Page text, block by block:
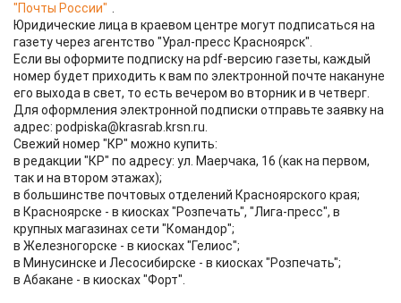
"Почты России"
Юридические лица в краевом центре могут подписаться на
газету через агентство "Урал-пресс Красноярск".
Если вы оформите подписку на pdf-версию газеты, каждый
номер будет приходить к вам по электронной почте накануне
его выхода в свет, то есть вечером во вторник и в четверг.
Для оформления электронной подписки отправьте заявку на
адрес: podpiska@krasrab.krsn.ru.
Свежий номер "КР" можно купить:
в редакции "КР" по адресу: ул. Маерчака, 16 (как на первом,
так и на втором этажах);
в большинстве почтовых отделений Красноярского края;
в Красноярске - в киосках "Розпечать", "Лига-пресс", в
крупных магазинах сети "Командор";
в Железногорске - в киосках "Гелиос";
в Минусинске и Лесосибирске - в киосках "Розпечать";
в Абакане - в киосках "Форт".